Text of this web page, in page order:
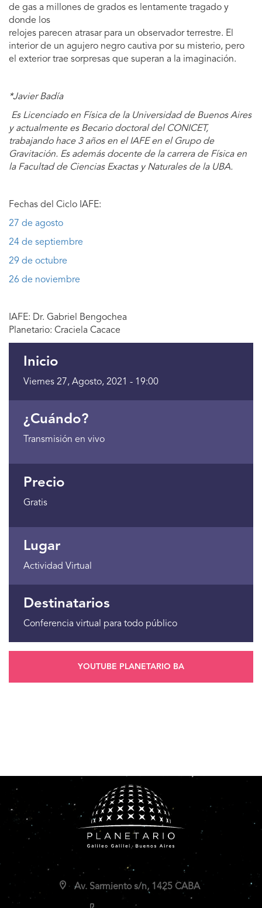
de gas a millones de grados es lentamente tragado y
donde los
relojes parecen atrasar para un observador terrestre. El
interior de un agujero negro cautiva por su misterio, pero
el exterior trae sorpresas que superan a la imaginación.
*Javier Badía
Es Licenciado en Física de la Universidad de Buenos Aires
y actualmente es Becario doctoral del CONICET,
trabajando hace 3 años en el IAFE en el Grupo de
Gravitación. Es además docente de la carrera de Física en
la Facultad de Ciencias Exactas y Naturales de la UBA.
Fechas del Ciclo IAFE:
27 de agosto
24 de septiembre
29 de octubre
26 de noviembre
IAFE: Dr. Gabriel Bengochea
Planetario: Craciela Cacace
Inicio
Viernes 27, Agosto, 2021 - 19:00
¿Cuándo?
Transmisión en vivo
Precio
Gratis
Lugar
Actividad Virtual
Destinatarios
Conferencia virtual para todo público
YOUTUBE PLANETARIO BA
Av. Sarmiento s/n, 1425 CABA